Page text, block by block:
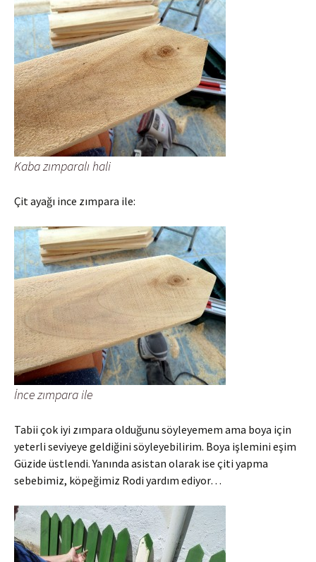
Kaba zımparalı hali
Çit ayağı ince zımpara ile:
İnce zımpara ile
Tabii çok iyi zımpara olduğunu söyleyemem ama boya için
yeterli seviyeye geldiğini söyleyebilirim. Boya işlemini eşim
Güzide üstlendi. Yanında asistan olarak ise çiti yapma
sebebimiz, köpeğimiz Rodi yardım ediyor…